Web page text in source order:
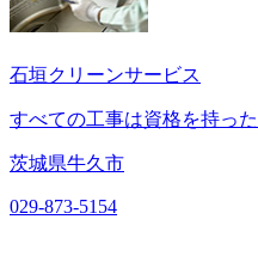
石垣クリーンサービス
すべての工事は資格を持っ
茨城県牛久市
029-873-5154